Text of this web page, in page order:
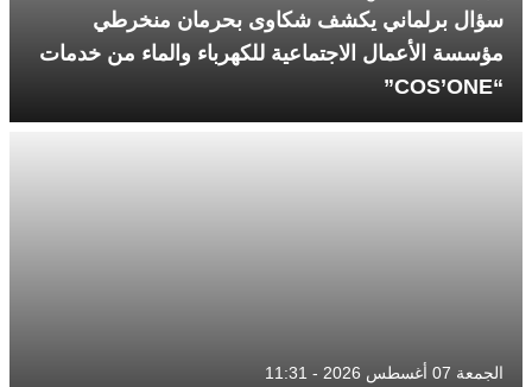
سؤال برلماني يكشف شكاوى بحرمان منخرطي
مؤسسة الأعمال الاجتماعية للكهرباء والماء من خدمات
“COS’ONE”
الجمعة 07 أغسطس 2026 - 11:31